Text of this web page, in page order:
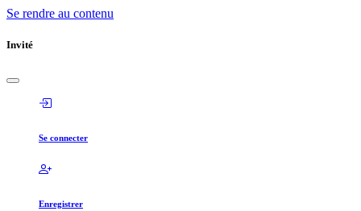
Se rendre au contenu
Invité
Se connecter
Enregistrer